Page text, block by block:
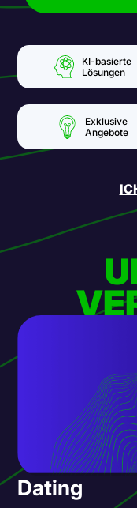
KI-basierte
Lösungen
Exklusive
Angebote
Dating